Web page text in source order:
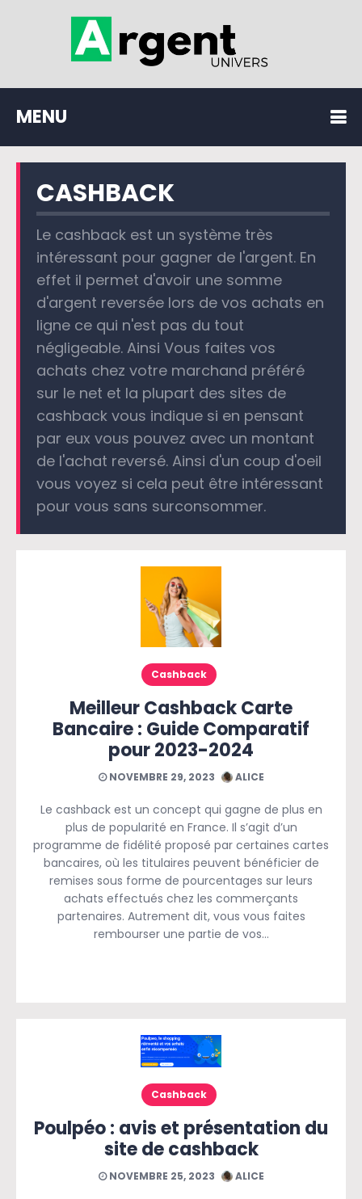
MENU
CASHBACK
Le cashback est un système très
intéressant pour gagner de l'argent. En
effet il permet d'avoir une somme
d'argent reversée lors de vos achats en
ligne ce qui n'est pas du tout
négligeable. Ainsi Vous faites vos
achats chez votre marchand préféré
sur le net et la plupart des sites de
cashback vous indique si en pensant
par eux vous pouvez avec un montant
de l'achat reversé. Ainsi d'un coup d'oeil
vous voyez si cela peut être intéressant
pour vous sans surconsommer.
Cashback
Meilleur Cashback Carte
Bancaire : Guide Comparatif
pour 2023-2024
NOVEMBRE 29, 2023 ALICE
Le cashback est un concept qui gagne de plus en
plus de popularité en France. Il s’agit d’un
programme de fidélité proposé par certaines cartes
bancaires, où les titulaires peuvent bénéficier de
remises sous forme de pourcentages sur leurs
achats effectués chez les commerçants
partenaires. Autrement dit, vous vous faites
rembourser une partie de vos…
Cashback
Poulpéo : avis et présentation du
site de cashback
NOVEMBRE 25, 2023 ALICE